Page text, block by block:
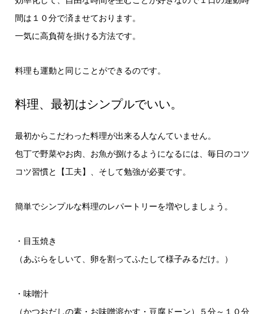
間は１０分で済ませております。
一気に高負荷を掛ける方法です。
料理も運動と同じことができるのです。
料理、最初はシンプルでいい。
最初からこだわった料理が出来る人なんていません。
包丁で野菜やお肉、お魚が捌けるようになるには、毎日のコツ
コツ習慣と【工夫】、そして勉強が必要です。
簡単でシンプルな料理のレパートリーを増やしましょう。
・目玉焼き
（あぶらをしいて、卵を割ってふたして様子みるだけ。）
・味噌汁
（かつおだしの素・お味噌溶かす・豆腐ドーン）５分～１０分